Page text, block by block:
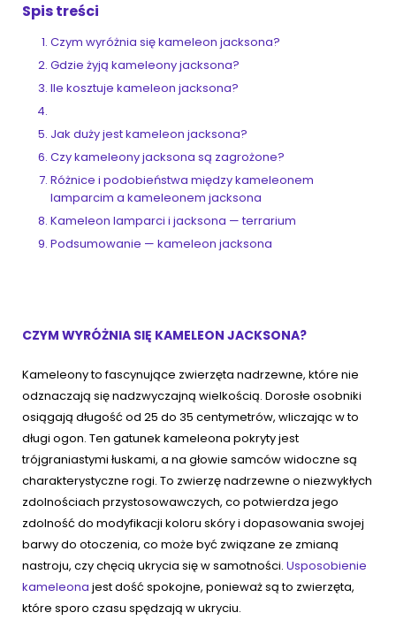
Spis treści
Czym wyróżnia się kameleon jacksona?
Gdzie żyją kameleony jacksona?
Ile kosztuje kameleon jacksona?
Jak duży jest kameleon jacksona?
Czy kameleony jacksona są zagrożone?
Różnice i podobieństwa między kameleonem
lamparcim a kameleonem jacksona
Kameleon lamparci i jacksona — terrarium
Podsumowanie — kameleon jacksona
CZYM WYRÓŻNIA SIĘ KAMELEON JACKSONA?
Kameleony to fascynujące zwierzęta nadrzewne, które nie
odznaczają się nadzwyczajną wielkością. Dorosłe osobniki
osiągają długość od 25 do 35 centymetrów, wliczając w to
długi ogon. Ten gatunek kameleona pokryty jest
trójgraniastymi łuskami, a na głowie samców widoczne są
charakterystyczne rogi. To zwierzę nadrzewne o niezwykłych
zdolnościach przystosowawczych, co potwierdza jego
zdolność do modyfikacji koloru skóry i dopasowania swojej
barwy do otoczenia, co może być związane ze zmianą
nastroju, czy chęcią ukrycia się w samotności. Usposobienie
kameleona jest dość spokojne, ponieważ są to zwierzęta,
które sporo czasu spędzają w ukryciu.